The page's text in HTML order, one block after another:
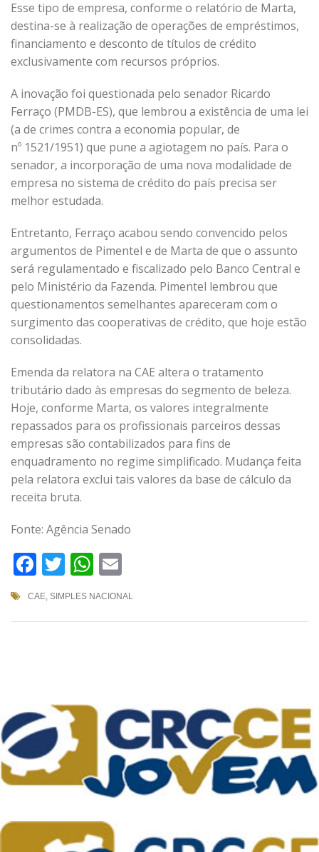
Esse tipo de empresa, conforme o relatório de Marta,
destina-se à realização de operações de empréstimos,
financiamento e desconto de títulos de crédito
exclusivamente com recursos próprios.
A inovação foi questionada pelo senador Ricardo
Ferraço (PMDB-ES), que lembrou a existência de uma lei
(a de crimes contra a economia popular, de
nº 1521/1951) que pune a agiotagem no país. Para o
senador, a incorporação de uma nova modalidade de
empresa no sistema de crédito do país precisa ser
melhor estudada.
Entretanto, Ferraço acabou sendo convencido pelos
argumentos de Pimentel e de Marta de que o assunto
será regulamentado e fiscalizado pelo Banco Central e
pelo Ministério da Fazenda. Pimentel lembrou que
questionamentos semelhantes apareceram com o
surgimento das cooperativas de crédito, que hoje estão
consolidadas.
Emenda da relatora na CAE altera o tratamento
tributário dado às empresas do segmento de beleza.
Hoje, conforme Marta, os valores integralmente
repassados para os profissionais parceiros dessas
empresas são contabilizados para fins de
enquadramento no regime simplificado. Mudança feita
pela relatora exclui tais valores da base de cálculo da
receita bruta.
Fonte: Agência Senado
Facebook
TwitterWhatsApp
CAE, SIMPLES NACIONAL